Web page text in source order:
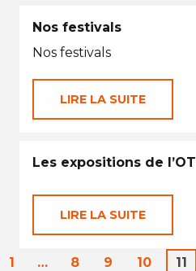
Nos festivals
Nos festivals
LIRE LA SUITE
Les expositions de l’OT
LIRE LA SUITE
1 … 8 9 10 11